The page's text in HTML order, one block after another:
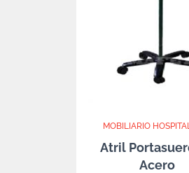
MOBILIARIO
Atril
Acero